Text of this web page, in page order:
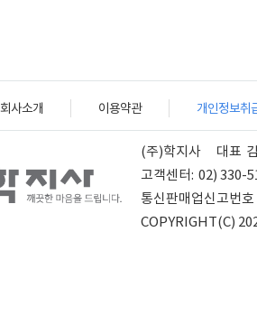
회사소개 이용약관 개인정보취
(주)학지사 대표
고객센터: 02) 330-
통신판매업신고번호
COPYRIGHT(C)